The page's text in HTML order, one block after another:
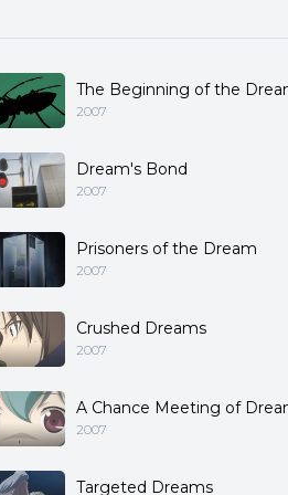
The Beginning of the
2007
Dream's Bond
2007
Prisoners of the Dream
2007
Crushed Dreams
2007
A Chance Meeting of
2007
Targeted Dreams